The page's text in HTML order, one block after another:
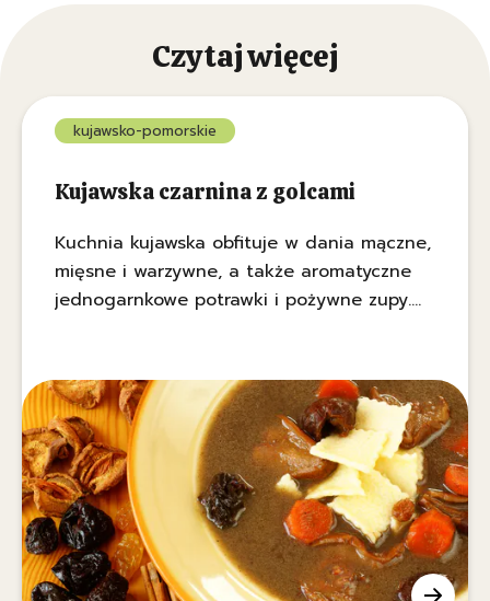
Czytaj więcej
kujawsko-pomorskie
Kujawska czarnina z golcami
Kuchnia kujawska obfituje w dania mączne,
mięsne i warzywne, a także aromatyczne
jednogarnkowe potrawki i pożywne zupy.
wzbudza dziś wiele emocji.